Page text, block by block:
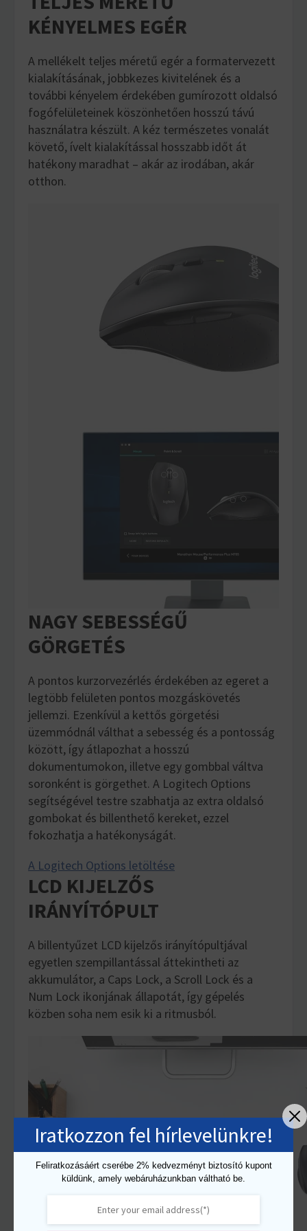
KÉNYELMES EGÉR
A mellékelt teljes méretű egér a formatervezett
kialakításának, jobbkezes kivitelének és a
további kényelem érdekében gumírozott oldalsó
fogófelületeinek köszönhetően hosszú távú
használatra készült. A kéz természetes vonalát
követő, ívelt kialakítással hosszabb időt át
hatékony maradhat – akár az irodában, akár
otthon.
NAGY SEBESSÉGŰ
GÖRGETÉS
A pontos kurzorvezérlés érdekében az egeret a
legtöbb felületen pontos mozgáskövetés
jellemzi. Ezenkívül a kettős görgetési
üzemmódnál válthat a sebesség és a pontosság
között, így átlapozhat a hosszú
dokumentumokon, illetve egy gombbal váltva
soronként is görgethet. A Logitech Options
segítségével testre szabhatja az extra oldalsó
gombokat és billenthető kereket, ezzel
fokozhatja a hatékonyságát.
A Logitech Options letöltése
LCD KIJELZŐS
IRÁNYÍTÓPULT
A billentyűzet LCD kijelzős irányítópultjával
egyetlen szempillantással áttekintheti az
akkumulátor, a Caps Lock, a Scroll Lock és a
Num Lock ikonjának állapotát, így gépelés
közben soha nem esik ki a ritmusból.
Iratkozzon fel hírlevelünkre!
Feliratkozásáért cserébe 2% kedvezményt biztosító kupont
küldünk, amely webáruházunkban váltható be.